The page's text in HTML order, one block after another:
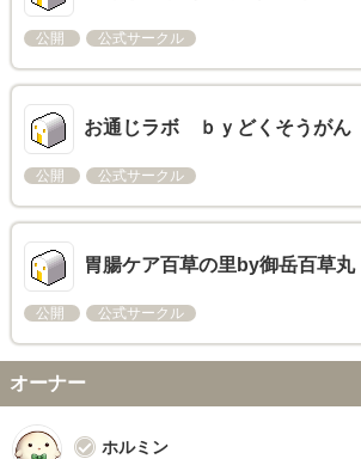
公開 公式サークル
お通じラボ ｂｙどくそうがん
公開 公式サークル
胃腸ケア百草の里by御岳百草丸
公開 公式サークル
オーナー
ホルミン